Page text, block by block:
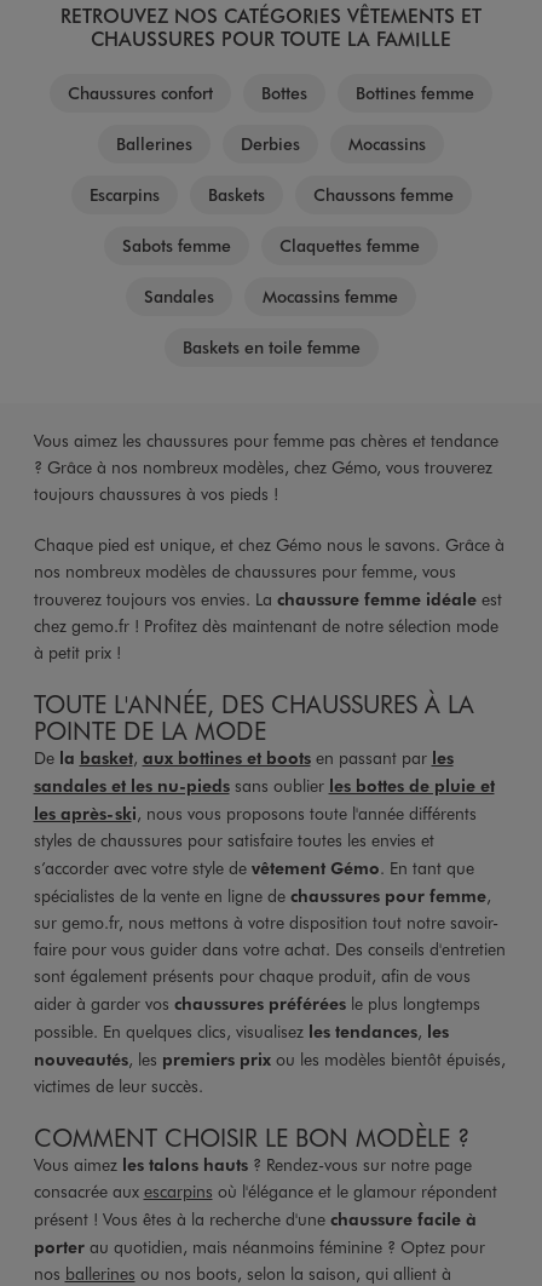
RETROUVEZ NOS CATÉGORIES VÊTEMENTS ET
CHAUSSURES POUR TOUTE LA FAMILLE
Chaussures confort Bottes Bottines femme
Ballerines Derbies Mocassins
Escarpins Baskets Chaussons femme
Sabots femme Claquettes femme
Sandales Mocassins femme
Baskets en toile femme
Vous aimez les chaussures pour femme pas chères et tendance
? Grâce à nos nombreux modèles, chez Gémo, vous trouverez
toujours chaussures à vos pieds !
Chaque pied est unique, et chez Gémo nous le savons. Grâce à
nos nombreux modèles de chaussures pour femme, vous
trouverez toujours vos envies. La chaussure femme idéaleest
chez gemo.fr ! Profitez dès maintenant de notre sélection mode
à petit prix !
TOUTE L'ANNÉE, DES CHAUSSURES À LA
POINTE DE LA MODE
De la basket, aux bottines et bootsen passant par les
sandales et les nu-piedssans oublier les bottes de pluie et
les après-ski, nous vous proposons toute l'année différents
styles de chaussures pour satisfaire toutes les envies et
s’accorder avec votre style de vêtement Gémo. En tant que
spécialistes de la vente en ligne de chaussures pour femme,
sur gemo.fr, nous mettons à votre disposition tout notre savoir-
faire pour vous guider dans votre achat. Des conseils d'entretien
sont également présents pour chaque produit, afin de vous
aider à garder vos chaussures préféréesle plus longtemps
possible. En quelques clics, visualisez les tendances, les
nouveautés, les premiers prixou les modèles bientôt épuisés,
victimes de leur succès.
COMMENT CHOISIR LE BON MODÈLE ?
Vous aimez les talons hauts? Rendez-vous sur notre page
consacrée aux escarpins où l'élégance et le glamour répondent
présent ! Vous êtes à la recherche d'une chaussure facile à
porterau quotidien, mais néanmoins féminine ? Optez pour
nos ballerines ou nos boots, selon la saison, qui allient à